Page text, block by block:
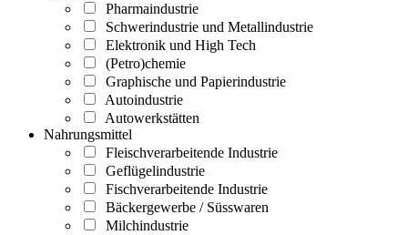
Pharmaindustrie
Schwerindustrie und Metallindustrie
Elektronik und High Tech
(Petro)chemie
Graphische und Papierindustrie
Autoindustrie
Autowerkstätten
Nahrungsmittel
Fleischverarbeitende Industrie
Geflügelindustrie
Fischverarbeitende Industrie
Bäckergewerbe / Süsswaren
Milchindustrie